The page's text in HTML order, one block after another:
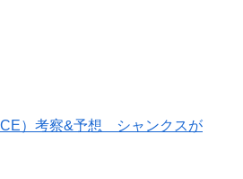
）考察&予想 シャンクスが